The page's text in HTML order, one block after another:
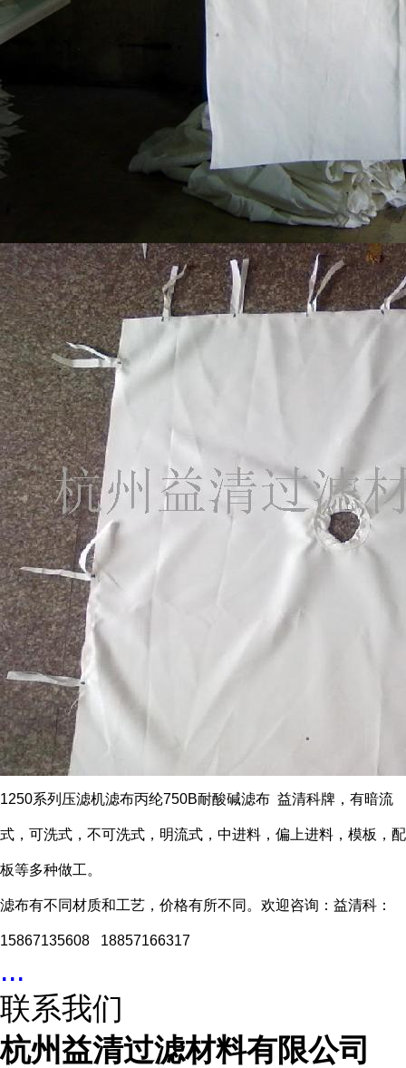
1250系列压滤机滤布丙纶750B耐酸碱滤布 益清科牌，有暗流
式，可洗式，不可洗式，明流式，中进料，偏上进料，模板，配
板等多种做工。
滤布有不同材质和工艺，价格有所不同。欢迎咨询：益清科：
15867135608 18857166317
...
联系我们
杭州益清过滤材料有限公司